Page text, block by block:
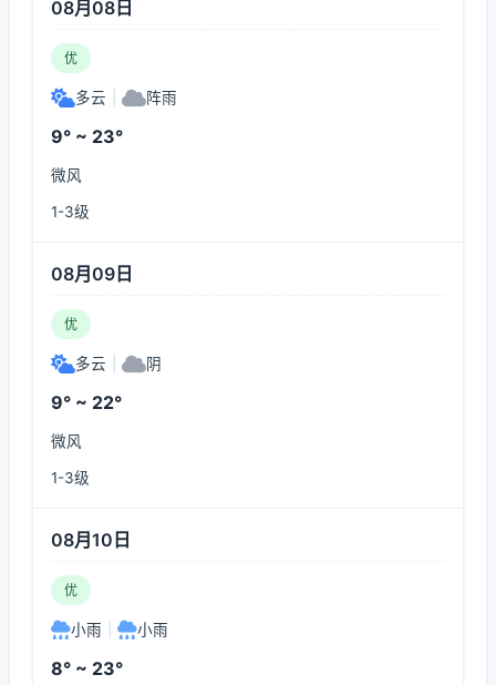
08月08日
优
多云 阵雨
9° ~ 23°
微风
1-3级
08月09日
优
多云 阴
9° ~ 22°
微风
1-3级
08月10日
优
小雨 小雨
8° ~ 23°